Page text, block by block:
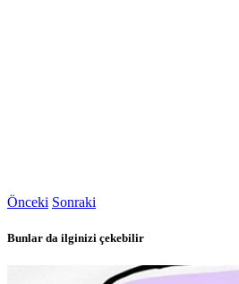
Önceki Sonraki
Bunlar da ilginizi çekebilir